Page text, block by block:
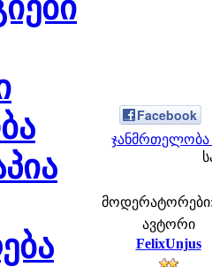
Facebook
ჯანმრთელობა
მოდერატორები:
ავტორი
FelixUnjus